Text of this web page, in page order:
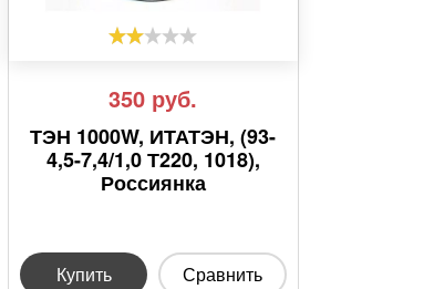
350 руб.
ТЭН 1000W, ИТАТЭН, (93-
4,5-7,4/1,0 Т220, 1018),
Россиянка
Купить Сравнить